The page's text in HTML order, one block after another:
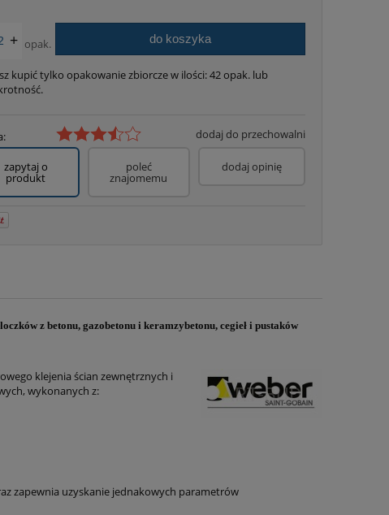
+ opak. do koszyka
kupić tylko opakowanie zbiorcze w ilości:42opak. lub
dodaj do przechowalni
zapytaj o
produkt
poleć
znajomemu
dodaj opinię
z betonu, gazobetonu i keramzybetonu, cegieł i pustaków
klejenia ścian zewnętrznych i
wykonanych z:
zapewnia uzyskanie jednakowych parametrów